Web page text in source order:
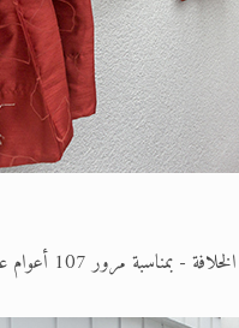
في الجماعة الإسلامية الأحمدية.